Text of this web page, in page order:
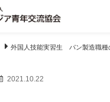
外国人技能実習生 パン製造職
2021.10.22